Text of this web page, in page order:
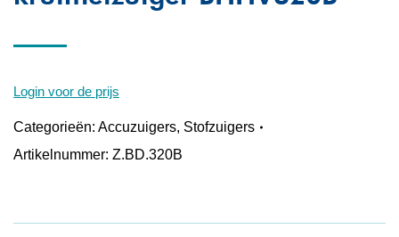
Login voor de prijs
Categorieën: Accuzuigers, Stofzuigers
Artikelnummer: Z.BD.320B